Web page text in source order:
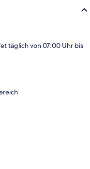
täglich von 07:00 Uhr bis